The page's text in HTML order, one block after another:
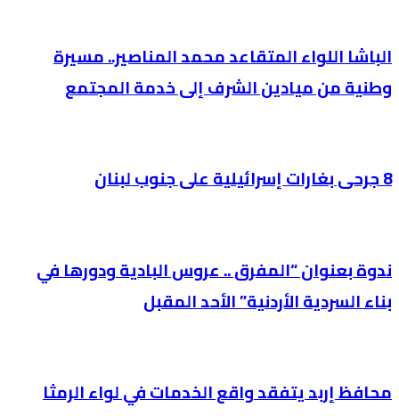
الباشا اللواء المتقاعد محمد المناصير.. مسيرة
وطنية من ميادين الشرف إلى خدمة المجتمع
8 جرحى بغارات إسرائيلية على جنوب لبنان
ندوة بعنوان “المفرق .. عروس البادية ودورها في
بناء السردية الأردنية” الأحد المقبل
محافظ إربد يتفقد واقع الخدمات في لواء الرمثا